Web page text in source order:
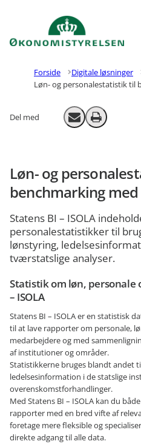
Gå til forsiden
Forside Digitale løsninger
Løn- og personalestatistik til
Del med Send email
Print
Løn- og
benchmarking med
Statens BI – ISOLA
personalestatistikker til
lønstyring,
tværstatslige analyser.
Statistik om løn, personale
– ISOLA
Statens BI – ISOLA er en statistisk
til at lave rapporter om personale,
medarbejdere og med
af institutioner og områder.
Statistikkerne bruges blandt andet
ledelsesinformation i de statslige
overenskomstforhandlinger.
Med Statens BI – ISOLA kan du
rapporter med en bred vifte af
foretage mere fleksible og
direkte adgang til alle data.